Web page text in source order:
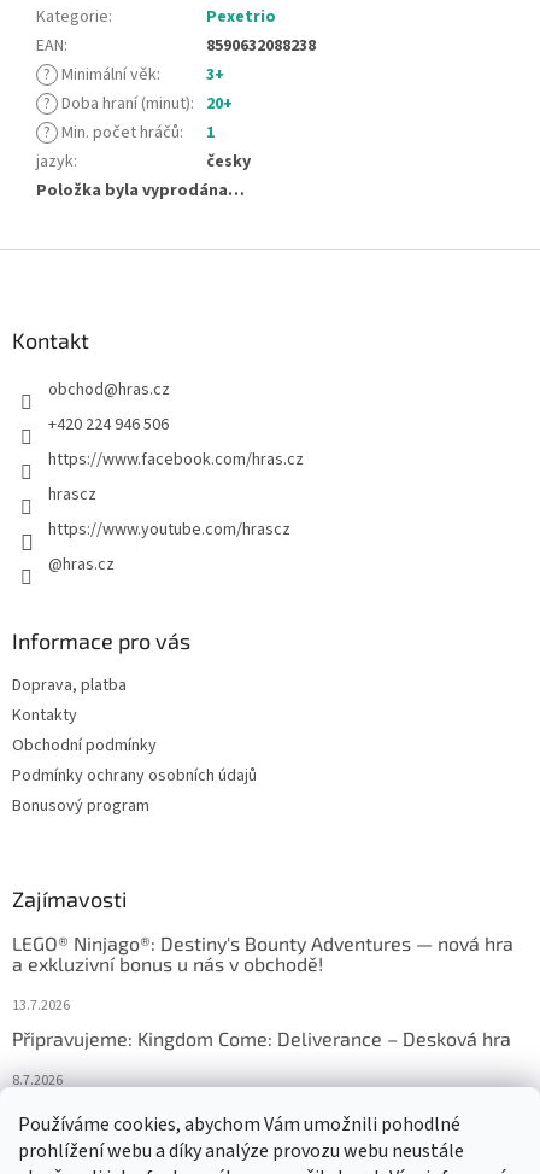
Používáme cookies, abychom Vám umožnili pohodlné
prohlížení webu a díky analýze provozu webu neustále
Kategorie:
Pexetrio
EAN:
8590632088238
? Minimální věk:
3+
? Doba hraní (minut): 20+
? Min. počet hráčů:
1
jazyk:
česky
Položka byla vyprodána…
Kontakt
obchod@hras.cz
+420 224 946 506
https://www.facebook.com/hras.cz
hrascz
https://www.youtube.com/hrascz
@hras.cz
Informace pro vás
Doprava, platba
Kontakty
Obchodní podmínky
Podmínky ochrany osobních údajů
Bonusový program
Zajímavosti
LEGO® Ninjago®: Destiny's Bounty Adventures — nová hra
a exkluzivní bonus u nás v obchodě!
13.7.2026
Připravujeme: Kingdom Come: Deliverance – Desková hra
8.7.2026
Nejlepší deskové hry: výběr, který frčí v celém Česku
18.6.2026